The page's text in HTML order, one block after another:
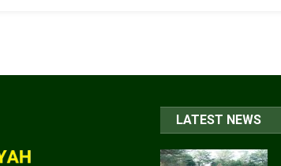
LATEST NEWS